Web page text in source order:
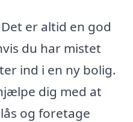
Det er altid en god
du har mistet
ind i en ny bolig.
dig med at
og foretage